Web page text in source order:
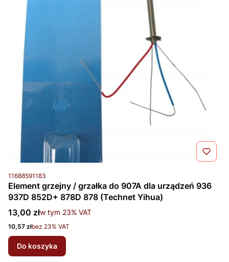
Kod produktu
11688591183
Element grzejny / grzałka do 907A dla urządzeń 936
937D 852D+ 878D 878 (Technet Yihua)
Cena brutto
13,00 złw tym %s VAT
w tym 23% VAT
Cena netto
10,57 złbez 23% VAT
Do koszyka